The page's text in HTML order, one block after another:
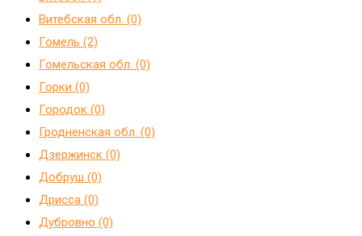
Витебская обл. (0)
Гомель (2)
Гомельская обл. (0)
Горки (0)
Городок (0)
Гродненская обл. (0)
Дзержинск (0)
Добруш (0)
Дрисса (0)
Дубровно (0)